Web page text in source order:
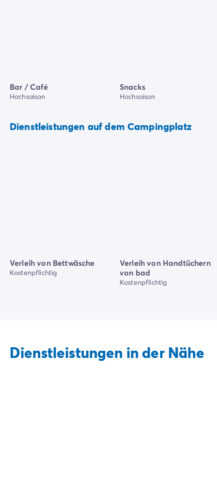
Bar / Café
Hochsaison
Snacks
Hochsaison
Dienstleistungen auf dem Campingplatz
Verleih von Bettwäsche
Kostenpflichtig
Verleih von Handtüchern
von bad
Kostenpflichtig
Dienstleistungen in der Nähe